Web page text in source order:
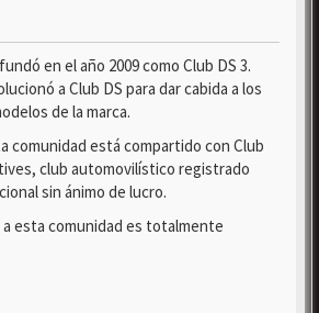
en el año 2009 como Club DS 3.
a Club DS para dar cabida a los
de la marca.
comunidad está compartido con Club
club automovilístico registrado
sin ánimo de lucro.
esta comunidad es totalmente